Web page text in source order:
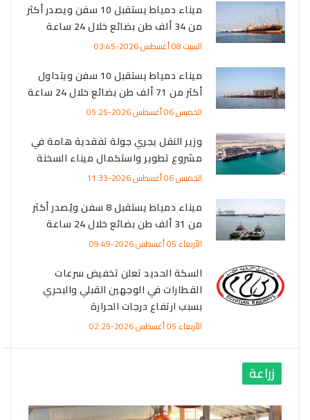
ميناء دمياط يستقبل 10 سفن ويصدر أكثر
من 34 ألف طن بضائع خلال 24 ساعة
السبت 08 أغسطس 2026-03:45
ميناء دمياط يستقبل 10 سفن ويتداول
أكثر من 71 ألف طن بضائع خلال 24 ساعة
الخميس 06 أغسطس 2026-05:25
وزير النقل يجري جولة تفقدية هامة في
مشروع تطوير واستكمال ميناء السخنة
الخميس 06 أغسطس 2026-11:33
ميناء دمياط يستقبل 8 سفن ويُصدر أكثر
من 31 ألف طن بضائع خلال 24 ساعة
الأربعاء 05 أغسطس 2026-09:49
السكة الحديد تعلن تخفيض سرعات
القطارات في الوجهين القبلي والبحري
بسبب ارتفاع درجات الحرارة
الأربعاء 05 أغسطس 2026-02:25
زراعة